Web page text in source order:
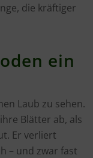
die kräftiger
ein
Laub zu sehen.
Blätter ab, als
Er verliert
– und zwar fast